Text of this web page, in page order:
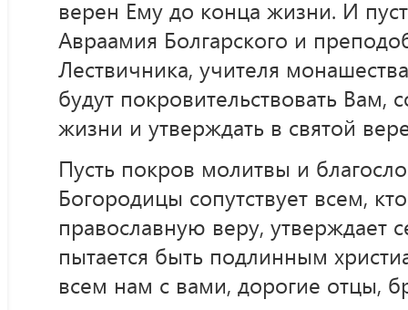
верен Ему до конца жизни. И
Авраамия Болгарского и
Лествичника, учителя
будут покровительствовать Вам,
жизни и утверждать в святой
Пусть покров молитвы и
Богородицы сопутствует всем,
православную веру, утверждает
пытается быть подлинным
всем нам с вами, дорогие отцы,